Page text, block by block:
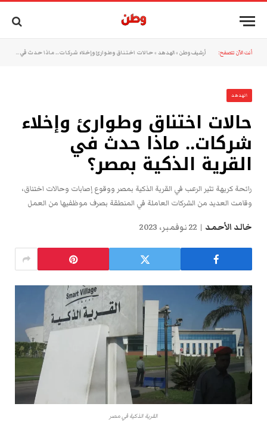
أنت الآن تتصفح: أرشيف وطن »الهدهد »حالات اختناق وطوارئ وإخلاء شركات.. ماذا حدث في القرية الذكية بمصر؟
الهدهد
حالات اختناق وطوارئ وإخلاء
شركات.. ماذا حدث في
القرية الذكية بمصر؟
رائحة كريهة تثير الرعب في القرية الذكية بمصر ووقوع إصابات وحالات اختناق،
وقامت العديد من الشركات العاملة في المنطقة بصرف موظفيها من العمل
خالد الأحمد 22 نوفمبر، 2023
القرية الذكية في مصر